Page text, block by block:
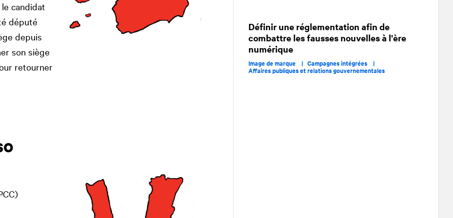
candidat
député
depuis
son siège
retourner
Définir une réglementation afin de
combattre les fausses nouvelles à l'ère
numérique
Image de marque | Campagnes intégrées |
Affaires publiques et relations gouvernementales